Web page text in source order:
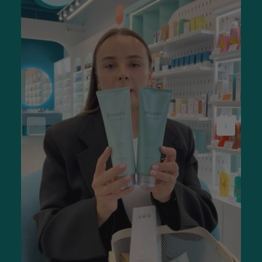
захисний шар, що перешкоджає надмірній втраті води та
зневодненню. Завдяки їм пасма не пушаться і не
електризуються, не піддаються механічним пошкодженням
під впливом рвучкого вітру, тертя про матеріал шапки, одягу
або постільної білизни.
Термозахисна косметика збагачує волосся необхідними
вітамінами. У складі присутні натуральні екстракти та цінні
інгредієнти, які захистять пасма від впливу високої
температури, наживлять та зміцнять їх.
Щоб косметичний засіб, призначений для захисту волосся,
був ефективним, його потрібно застосовувати завжди, коли
планується зробити гаряче укладання, сходити в лазню або
провести час під спекотним сонцем. Термозахисний
продукт слід наносити без змивання, щоб засіб глибоко
проникнув у структуру та захистив зачіску від
шкідливого впливу.
Засоби термозахисту волосся:
захищають від високих температур (+230 ºC);
мають багатий склад, що включає олії та
фруктові екстракти;
запобігають ламкості та пошкодженню;
надають еластичність, гладкість, кучері
легко розчісуються;
інтенсивно зволожують, живлять та відновлюють;